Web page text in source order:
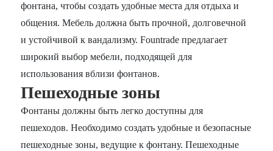
фонтана, чтобы создать удобные места для отдыха и
общения. Мебель должна быть прочной, долговечной
и устойчивой к вандализму. Fountrade предлагает
широкий выбор мебели, подходящей для
использования вблизи фонтанов.
Пешеходные зоны
Фонтаны должны быть легко доступны для
пешеходов. Необходимо создать удобные и безопасные
пешеходные зоны, ведущие к фонтану. Пешеходные